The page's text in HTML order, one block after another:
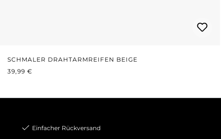
SCHMALER DRAHTARMREIFEN BEIGE
REGULÄRER PREIS:
39,99 €
Einfacher Rückversand